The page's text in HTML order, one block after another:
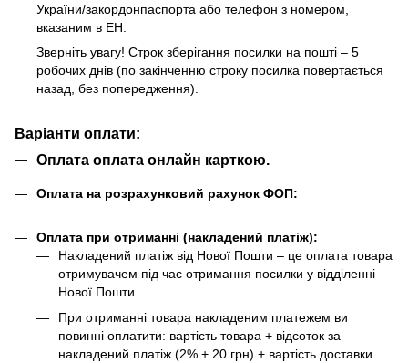
України/закордонпаспорта або телефон з номером,
вказаним в ЕН.
Зверніть увагу! Строк зберігання посилки на пошті – 5
робочих днів (по закінченню строку посилка повертається
назад, без попередження).
Варіанти оплати:
Оплата оплата онлайн карткою.
Оплата на розрахунковий рахунок ФОП:
Оплата при отриманні (накладений платіж):
Накладений платіж від Нової Пошти – це оплата товара
отримувачем під час отримання посилки у відділенні
Нової Пошти.
При отриманні товара накладеним платежем ви
повинні оплатити: вартість товара + відсоток за
накладений платіж (2% + 20 грн) + вартість доставки.